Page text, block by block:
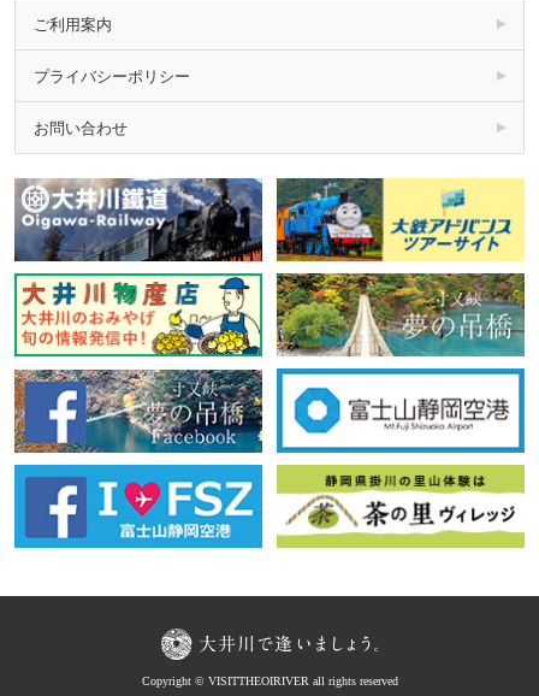
ご利用案内
プライバシーポリシー
お問い合わせ
Copyright © VISITTHEOIRIVER all rights reserved